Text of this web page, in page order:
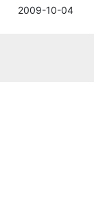
2009-10-04